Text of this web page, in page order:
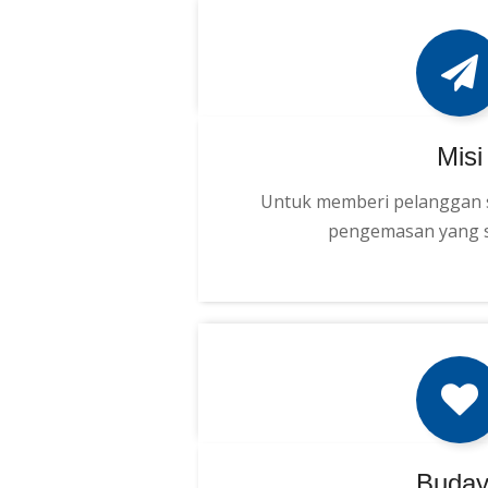
Misi
Untuk memberi pelanggan
pengemasan yang